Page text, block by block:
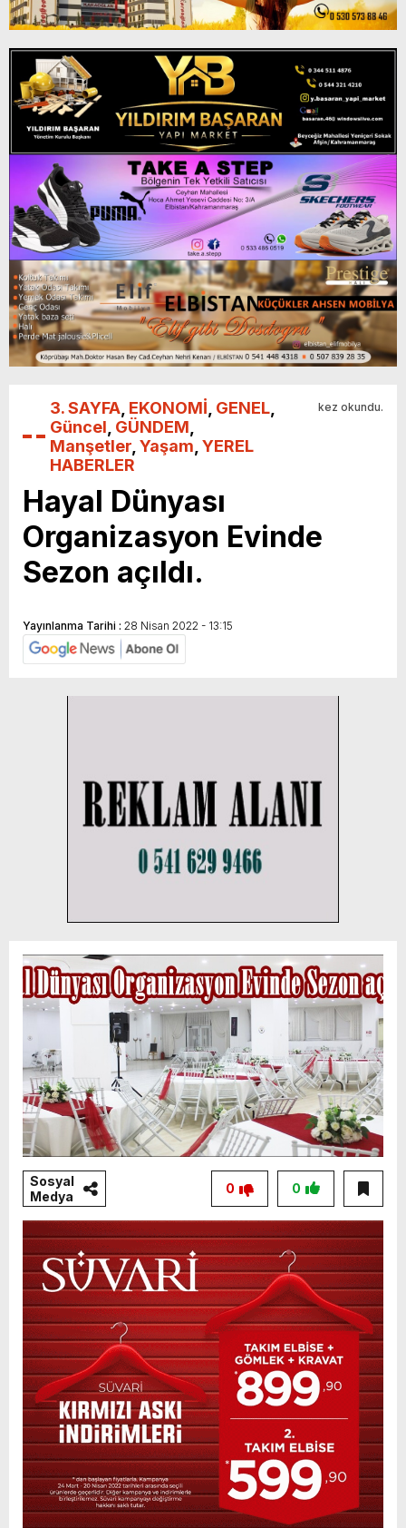
3. SAYFA EKONOMİ GENEL
Güncel GÜNDEM
Manşetler Yaşam YEREL
HABERLER
kez okundu.
Hayal Dünyası
Organizasyon Evinde
Sezon açıldı.
Yayınlanma Tarihi : 28 Nisan 2022 - 13:15
Sosyal
Medya
0
0